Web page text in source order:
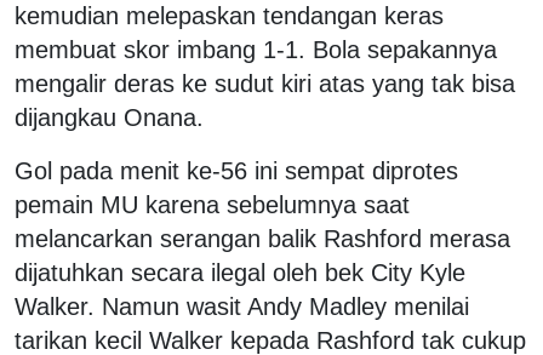
kemudian melepaskan tendangan keras
membuat skor imbang 1-1. Bola sepakannya
mengalir deras ke sudut kiri atas yang tak bisa
dijangkau Onana.
Gol pada menit ke-56 ini sempat diprotes
pemain MU karena sebelumnya saat
melancarkan serangan balik Rashford merasa
dijatuhkan secara ilegal oleh bek City Kyle
Walker. Namun wasit Andy Madley menilai
tarikan kecil Walker kepada Rashford tak cukup